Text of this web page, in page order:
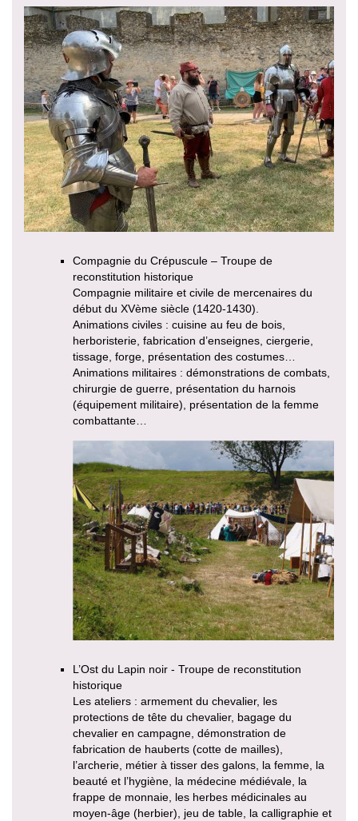
Compagnie du Crépuscule – Troupe de
reconstitution historique
Compagnie militaire et civile de mercenaires du
début du XVème siècle (1420-1430).
Animations civiles : cuisine au feu de bois,
herboristerie, fabrication d’enseignes, ciergerie,
tissage, forge, présentation des costumes…
Animations militaires : démonstrations de combats,
chirurgie de guerre, présentation du harnois
(équipement militaire), présentation de la femme
combattante…
L’Ost du Lapin noir - Troupe de reconstitution
historique
Les ateliers : armement du chevalier, les
protections de tête du chevalier, bagage du
chevalier en campagne, démonstration de
fabrication de hauberts (cotte de mailles),
l’archerie, métier à tisser des galons, la femme, la
beauté et l’hygiène, la médecine médiévale, la
frappe de monnaie, les herbes médicinales au
moyen-âge (herbier), jeu de table, la calligraphie et